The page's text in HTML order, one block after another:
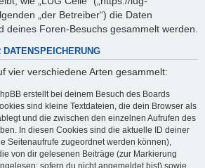
„der Betreiber“) die Daten
deines Foren-Besuchs gesammelt werden.
vier verschiedene Arten gesammelt:
erstellt bei deinem Besuch des Boards
sind kleine Textdateien, die dein Browser als
und die zwischen den einzelnen Aufrufen des
In diesen Cookies sind die aktuelle ID deiner
Seitenaufrufe zugeordnet werden können),
von dir gelesenen Beiträge (zur Markierung
sofern du nicht angemeldet bist) sowie